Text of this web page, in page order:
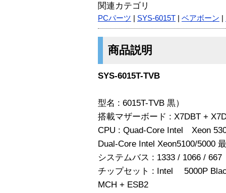
関連カテゴリ
PCパーツ SYS-6015T ベアボーン
商品説明
SYS-6015T-TVB
型名 : 6015T-TVB 黒）
搭載マザーボード : X7DBT +
CPU : Quad-Core Intel Xeon
Dual-Core Intel Xeon5100/5000
システムバス : 1333 / 1066 / 667
チップセット : Intel 5000P
MCH + ESB2